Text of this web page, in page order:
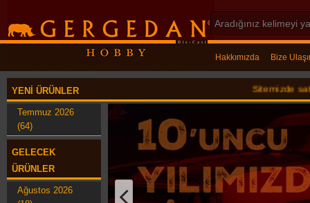
Hakkımızda Bize
YENI ÜRÜNLER
Temmuz 2026
(64)
GELECEK
ÜRÜNLER
Ağustos 2026
Sitemizde satılan